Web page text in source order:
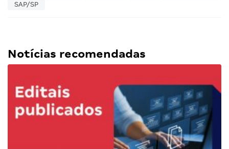
SAP/SP
Notícias recomendadas